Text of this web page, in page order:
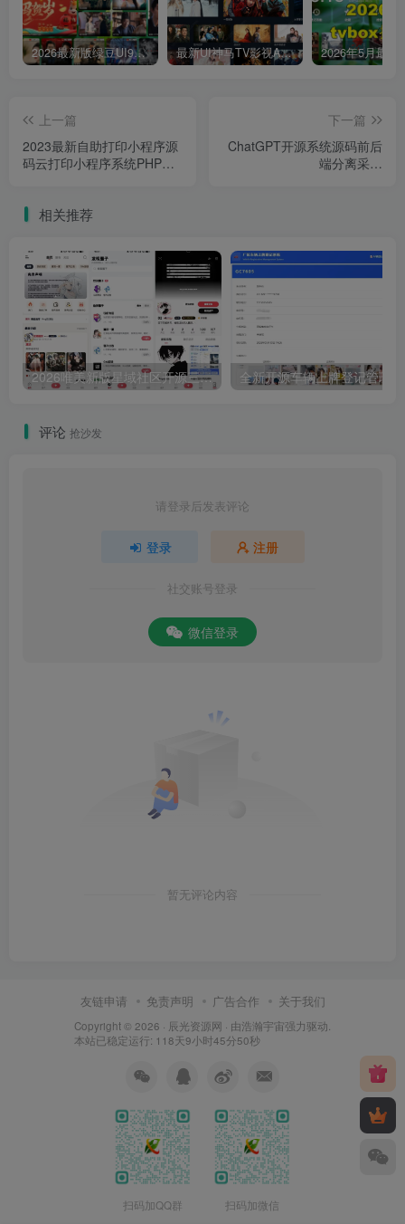
2026最新版绿豆UI9双端影视APP源码 最新UI神马TV影视APP源码 乐檬影视苹果CMS后台 包含前后端源码
上一篇
2023最新自助打印小程序源
码云打印小程序系统PHP后
下一篇
ChatGPT开源系统源码前后
端分离采用
相关推荐
2026唯美新版星域社区开源三端APP源码
评论 抢沙发
请登录后发表评论
登录 注册
社交账号登录
微信登录
暂无评论内容
友链申请 免责声明 广告合作 关于我们
Copyright © 2026 · 辰光资源网 · 由浩瀚宇宙强力驱动.
本站已稳定运行: 118天9小时45分51秒
扫码加QQ群 扫码加微信